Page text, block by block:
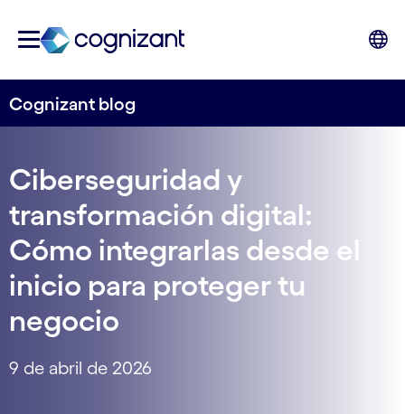
Cognizant blog
Ciberseguridad y
transformación digital:
Cómo integrarlas desde el
inicio para proteger tu
negocio
9 de abril de 2026